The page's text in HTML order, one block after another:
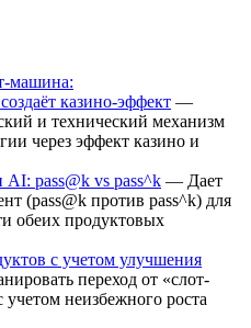
машина:
казино-эффект —
и технический механизм
через эффект казино и
pass@k vs pass^k — Дает
(pass@k против pass^k) для
обеих продуктовых
с учетом улучшения
переход от «слот-
неизбежного роста